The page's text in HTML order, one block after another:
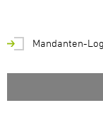
Mandanten-